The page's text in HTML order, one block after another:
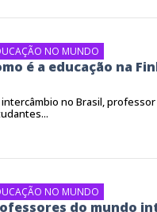
NO MUNDO
é a educação na
intercâmbio no Brasil, professor
NO MUNDO
do mundo